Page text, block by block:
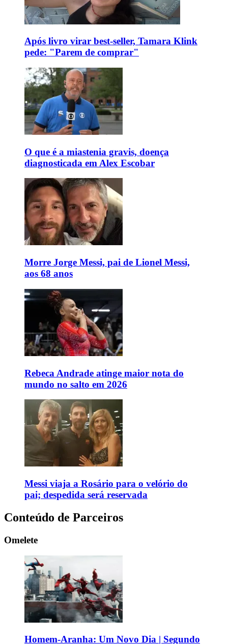
Após livro virar best-seller, Tamara Klink
pede: "Parem de comprar"
O que é a miastenia gravis, doença
diagnosticada em Alex Escobar
Morre Jorge Messi, pai de Lionel Messi,
aos 68 anos
Rebeca Andrade atinge maior nota do
mundo no salto em 2026
Messi viaja a Rosário para o velório do
pai; despedida será reservada
Conteúdo de Parceiros
Omelete
Homem-Aranha: Um Novo Dia | Segundo